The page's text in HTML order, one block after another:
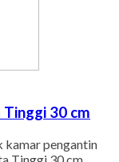
Tinggi 30 cm
kamar pengantin